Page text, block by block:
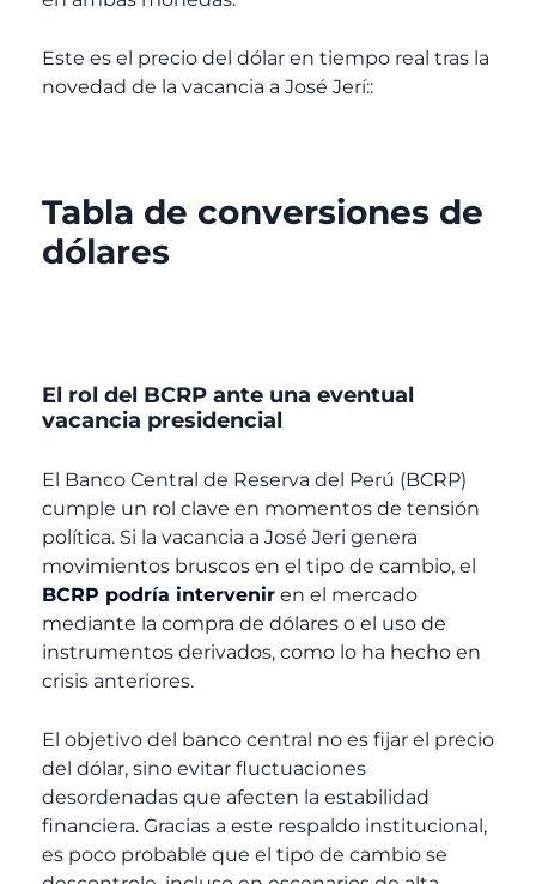
Este es el precio del dólar en tiempo real tras la
novedad de la vacancia a José Jerí::
Tabla de conversiones de
dólares
El rol del BCRP ante una eventual
vacancia presidencial
El Banco Central de Reserva del Perú (BCRP)
cumple un rol clave en momentos de tensión
política. Si la vacancia a José Jeri genera
movimientos bruscos en el tipo de cambio, el
BCRP podría intervenir en el mercado
mediante la compra de dólares o el uso de
instrumentos derivados, como lo ha hecho en
crisis anteriores.
El objetivo del banco central no es fijar el precio
del dólar, sino evitar fluctuaciones
desordenadas que afecten la estabilidad
financiera. Gracias a este respaldo institucional,
es poco probable que el tipo de cambio se